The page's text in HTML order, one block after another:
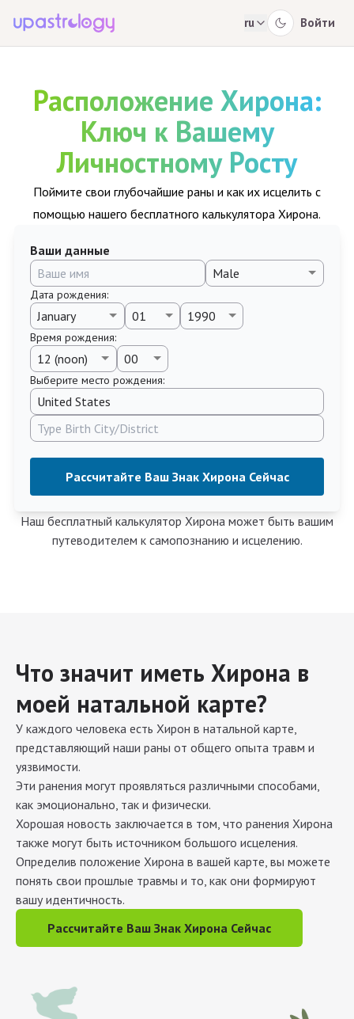
ru Войти
Расположение Хирона:
Ключ к Вашему
Личностному Росту
Поймите свои глубочайшие раны и как их исцелить с
помощью нашего бесплатного калькулятора Хирона.
Ваши данные
Дата рождения:
Время рождения:
Выберите место рождения:
Рассчитайте Ваш Знак Хирона Сейчас
Наш бесплатный калькулятор Хирона может быть вашим
путеводителем к самопознанию и исцелению.
Что значит иметь Хирона в
моей натальной карте?
У каждого человека есть Хирон в натальной карте,
представляющий наши раны от общего опыта травм и
уязвимости.
Эти ранения могут проявляться различными способами,
как эмоционально, так и физически.
Хорошая новость заключается в том, что ранения Хирона
также могут быть источником большого исцеления.
Определив положение Хирона в вашей карте, вы можете
понять свои прошлые травмы и то, как они формируют
вашу идентичность.
Рассчитайте Ваш Знак Хирона Сейчас